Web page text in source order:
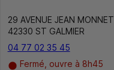
29 AVENUE JEAN MONNET
42330 ST GALMIER
04 77 02 35 45
Fermé, ouvre à 8h45